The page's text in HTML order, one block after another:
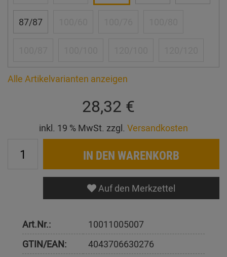
87/87
Alle Artikelvarianten anzeigen
28,32 €
inkl. 19 % MwSt. zzgl. Versandkosten
IN DEN WARENKORB
Auf den Merkzettel
Art.Nr.:
10011005007
GTIN/EAN:
4043706630276